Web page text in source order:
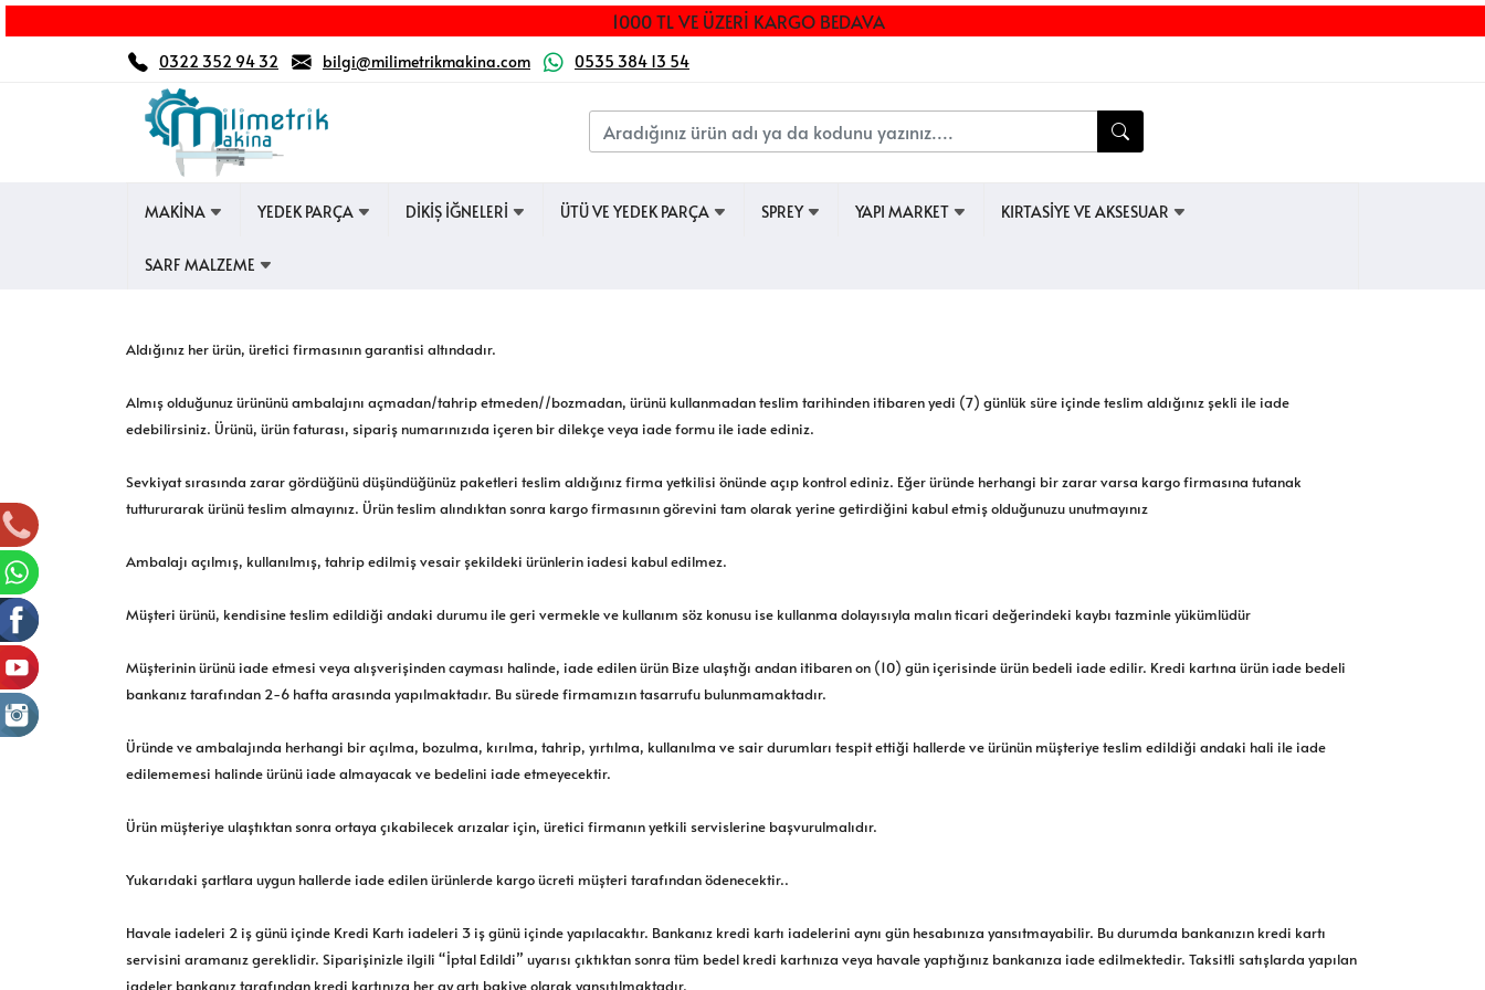
1000 TL VE ÜZERİ KARGO BEDAVA
0322 352 94 32 bilgi@milimetrikmakina.com 0535 384 13 54
MAKİNA YEDEK PARÇA DİKİŞ İĞNELERİ ÜTÜ VE YEDEK PARÇA SPREY YAPI MARKET KIRTASİYE VE AKSESUAR
SARF MALZEME
Aldığınız her ürün, üretici firmasının garantisi altındadır.
Almış olduğunuz ürününü ambalajını açmadan/tahrip etmeden//bozmadan, ürünü kullanmadan teslim tarihinden itibaren yedi (7) günlük süre içinde teslim aldığınız şekli ile iade
edebilirsiniz. Ürünü, ürün faturası, sipariş numarınızıda içeren bir dilekçe veya iade formu ile iade ediniz.
Sevkiyat sırasında zarar gördüğünü düşündüğünüz paketleri teslim aldığınız firma yetkilisi önünde açıp kontrol ediniz. Eğer üründe herhangi bir zarar varsa kargo firmasına tutanak
tuttururarak ürünü teslim almayınız. Ürün teslim alındıktan sonra kargo firmasının görevini tam olarak yerine getirdiğini kabul etmiş olduğunuzu unutmayınız
Ambalajı açılmış, kullanılmış, tahrip edilmiş vesair şekildeki ürünlerin iadesi kabul edilmez.
Müşteri ürünü, kendisine teslim edildiği andaki durumu ile geri vermekle ve kullanım söz konusu ise kullanma dolayısıyla malın ticari değerindeki kaybı tazminle yükümlüdür
Müşterinin ürünü iade etmesi veya alışverişinden cayması halinde, iade edilen ürün Bize ulaştığı andan itibaren on (10) gün içerisinde ürün bedeli iade edilir. Kredi kartına ürün iade bedeli
bankanız tarafından 2-6 hafta arasında yapılmaktadır. Bu sürede firmamızın tasarrufu bulunmamaktadır.
Üründe ve ambalajında herhangi bir açılma, bozulma, kırılma, tahrip, yırtılma, kullanılma ve sair durumları tespit ettiği hallerde ve ürünün müşteriye teslim edildiği andaki hali ile iade
edilememesi halinde ürünü iade almayacak ve bedelini iade etmeyecektir.
Ürün müşteriye ulaştıktan sonra ortaya çıkabilecek arızalar için, üretici firmanın yetkili servislerine başvurulmalıdır.
Yukarıdaki şartlara uygun hallerde iade edilen ürünlerde kargo ücreti müşteri tarafından ödenecektir..
Havale iadeleri 2 iş günü içinde Kredi Kartı iadeleri 3 iş günü içinde yapılacaktır. Bankanız kredi kartı iadelerini aynı gün hesabınıza yansıtmayabilir. Bu durumda bankanızın kredi kartı
servisini aramanız gereklidir. Siparişinizle ilgili “İptal Edildi” uyarısı çıktıktan sonra tüm bedel kredi kartınıza veya havale yaptığınız bankanıza iade edilmektedir. Taksitli satışlarda yapılan
iadeler bankanız tarafından kredi kartınıza her ay artı bakiye olarak yansıtılmaktadır.